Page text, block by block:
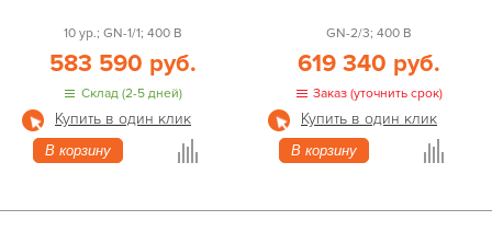
10 ур.; GN-1/1; 400 В
583 590 руб.
Склад (2-5 дней)
Купить в один клик
В корзину
GN-2/3; 400 В
619 340 руб.
Заказ (уточнить срок)
Купить в один клик
В корзину